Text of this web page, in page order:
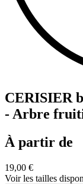
CERISIER
- Arbre
À partir de
19,00 €
Voir les tailles